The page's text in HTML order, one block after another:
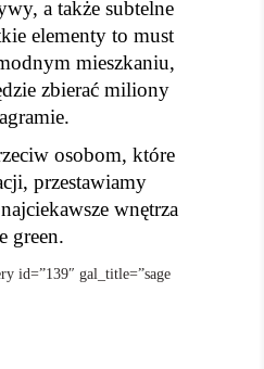
a także subtelne
elementy to must
mieszkaniu,
zbierać miliony
osobom, które
przestawiamy
wnętrza
green.
id=”139″ gal_title=”sage